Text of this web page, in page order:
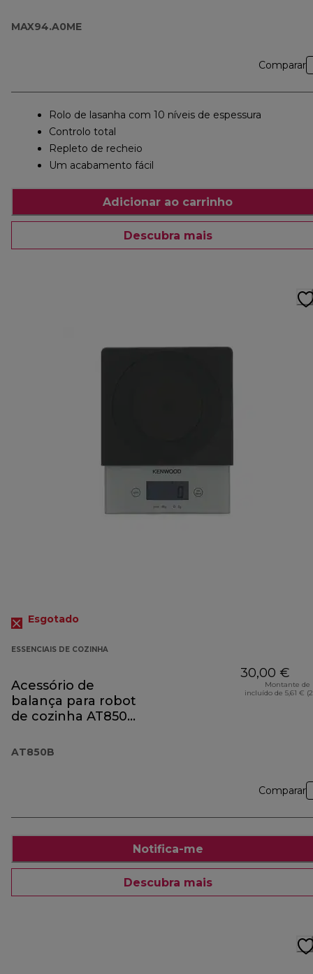
MAX94.A0ME
Comparar
Rolo de lasanha com 10 níveis de espessura
Controlo total
Repleto de recheio
Um acabamento fácil
Adicionar ao carrinho
Descubra mais
Esgotado
ESSENCIAIS DE COZINHA
Acessório de
balança para robot
de cozinha AT850B
AT850B
30,00 €
Montante de
incluído de 5,61 €
Comparar
Notifica-me
Descubra mais